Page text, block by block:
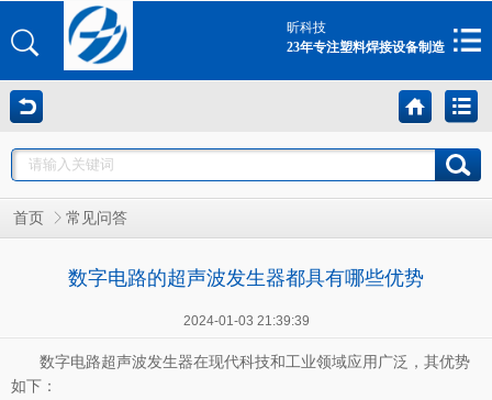
昕科技
23年专注塑料焊接设备制造
首页 常见问答
数字电路的超声波发生器都具有哪些优势
2024-01-03 21:39:39
数字电路超声波发生器在现代科技和工业领域应用广泛，其优势
如下：